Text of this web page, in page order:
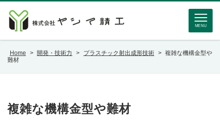
MENU
Home > 開発・技術力 > プラスチック射出成形技術 > 複雑な機構金型や
難材
複雑な機構金型や難材